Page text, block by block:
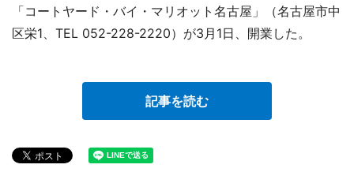
「コートヤード・バイ・マリオット名古屋」（名古屋市中
区栄1、TEL 052-228-2220）が3月1日、開業した。
記事を読む